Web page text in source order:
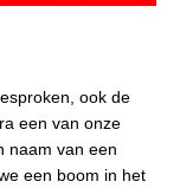
ook de
een van onze
naam van een
een boom in het